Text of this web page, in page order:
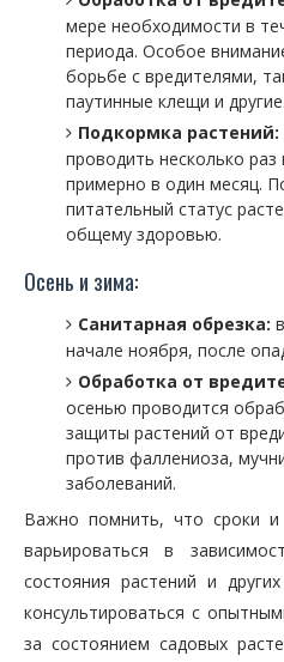
мере необходимости в
периода. Особое
борьбе с вредителями,
паутинные клещи и другие.
Подкормка растений:
проводить несколько
примерно в один месяц.
питательный статус
общему здоровью.
Осень и зима:
Санитарная обрезка:
начале ноября, после
Обработка от
осенью проводится
защиты растений от
против фаллениоза,
заболеваний.
Важно помнить, что сроки и
варьироваться в
состояния растений и
консультироваться с
за состоянием садовых